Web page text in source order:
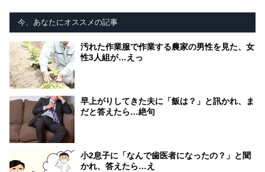
今、あなたにオススメの記事
汚れた作業服で作業する農家の男性を見た、女
性3人組が…えっ
早上がりしてきた夫に「飯は？」と訊かれ、ま
だと答えたら…絶句
小2息子に「なんで歯医者になったの？」と聞
かれ、答えたら…え